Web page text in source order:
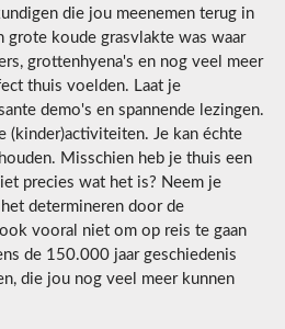
die jou meenemen terug in
grote koude grasvlakte was waar
grottenhyena's en nog veel meer
thuis voelden. Laat je
demo's en spannende lezingen.
(kinder)activiteiten. Je kan échte
Misschien heb je thuis een
precies wat het is? Neem je
determineren door de
vooral niet om op reis te gaan
de 150.000 jaar geschiedenis
die jou nog veel meer kunnen